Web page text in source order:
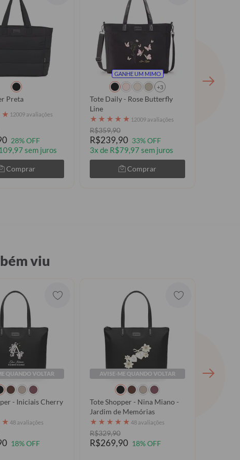
Preta
★ 12009 avaliações
28% OFF
sem juros
Comprar
GANHE UM MIMO
+3
Tote Daily - Rose Butterfly
Line
★ ★ ★ ★ ★ 12009 avaliações
R$359,90
R$239,90 33% OFF
3x de R$79,97 sem juros
Comprar
viu
QUANDO VOLTAR
- Iniciais Cherry
★ 48 avaliações
18% OFF
AVISE-ME QUANDO VOLTAR
Tote Shopper - Nina Miano -
Jardim de Memórias
★ ★ ★ ★ ★ 48 avaliações
R$329,90
R$269,90 18% OFF